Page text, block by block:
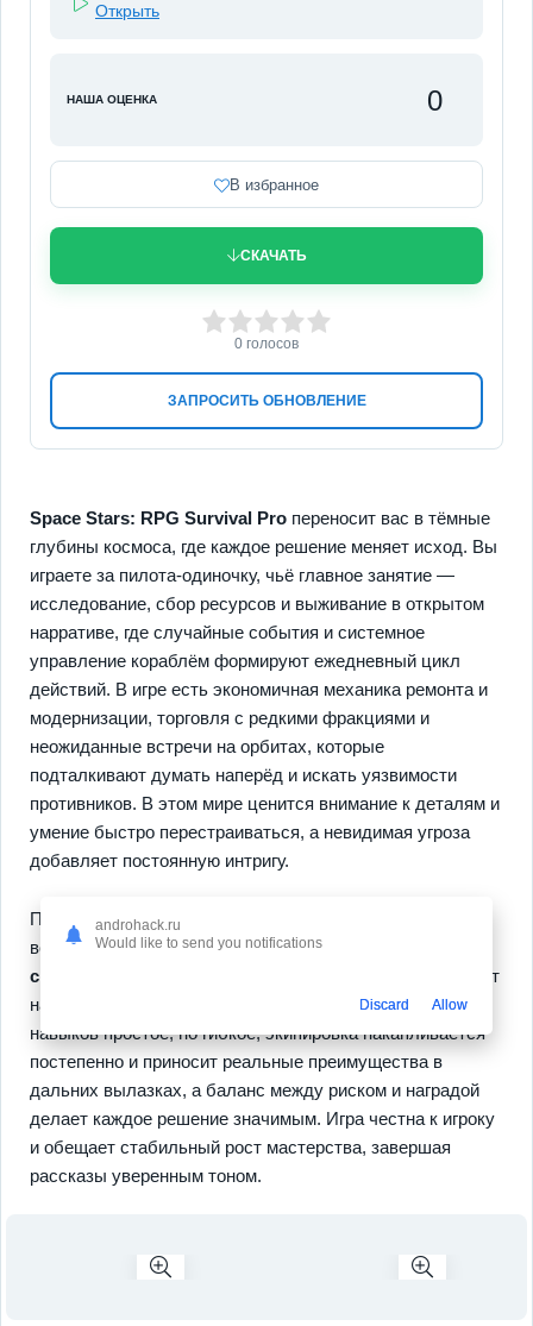
Открыть
НАША ОЦЕНКА 0
В избранное
СКАЧАТЬ
ЗАПРОСИТЬ ОБНОВЛЕНИЕ
3 4 5
0 голосов
Space Stars: RPG Survival Pro переносит вас в тёмные
глубины космоса, где каждое решение меняет исход. Вы
играете за пилота-одиночку, чьё главное занятие —
исследование, сбор ресурсов и выживание в открытом
нарративе, где случайные события и системное
управление кораблём формируют ежедневный цикл
действий. В игре есть экономичная механика ремонта и
модернизации, торговля с редкими фракциями и
неожиданные встречи на орбитах, которые
подталкивают думать наперёд и искать уязвимости
противников. В этом мире ценится внимание к деталям и
умение быстро перестраиваться, а невидимая угроза
добавляет постоянную интригу.
Проходя миссии, вы почувствуете рост мощности и
возможностей благодаря исследованию
сражениям
, каждое улучшение даёт осязаемый эффект
на стиль игры и новые тактические опции. Дерево
навыков простое, но гибкое, экипировка накапливается
постепенно и приносит реальные преимущества в
дальних вылазках, а баланс между риском и наградой
делает каждое решение значимым. Игра честна к игроку
и обещает стабильный рост мастерства, завершая
рассказы уверенным тоном.
androhack.ru
Would like to send you notifications
Discard Allow